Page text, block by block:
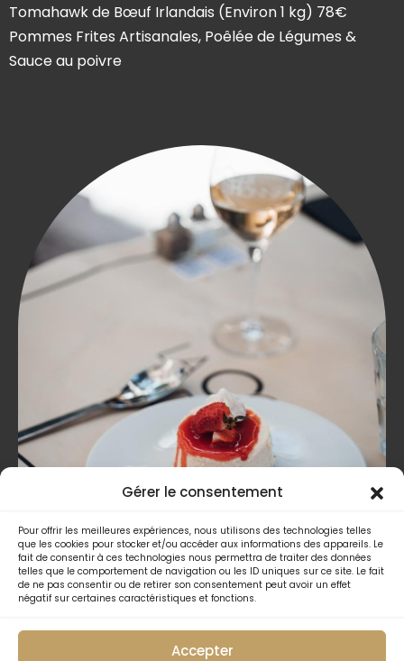
Gérer le consentement
Pour offrir les meilleures expériences, nous utilisons des technologies telles
que les cookies pour stocker et/ou accéder aux informations des appareils. Le
fait de consentir à ces technologies nous permettra de traiter des données
telles que le comportement de navigation ou les ID uniques sur ce site. Le fait
de ne pas consentir ou de retirer son consentement peut avoir un effet
négatif sur certaines caractéristiques et fonctions.
Accepter
Tomahawk de Bœuf Irlandais (Environ 1 kg) 78€
Pommes Frites Artisanales, Poêlée de Légumes &
Sauce au poivre